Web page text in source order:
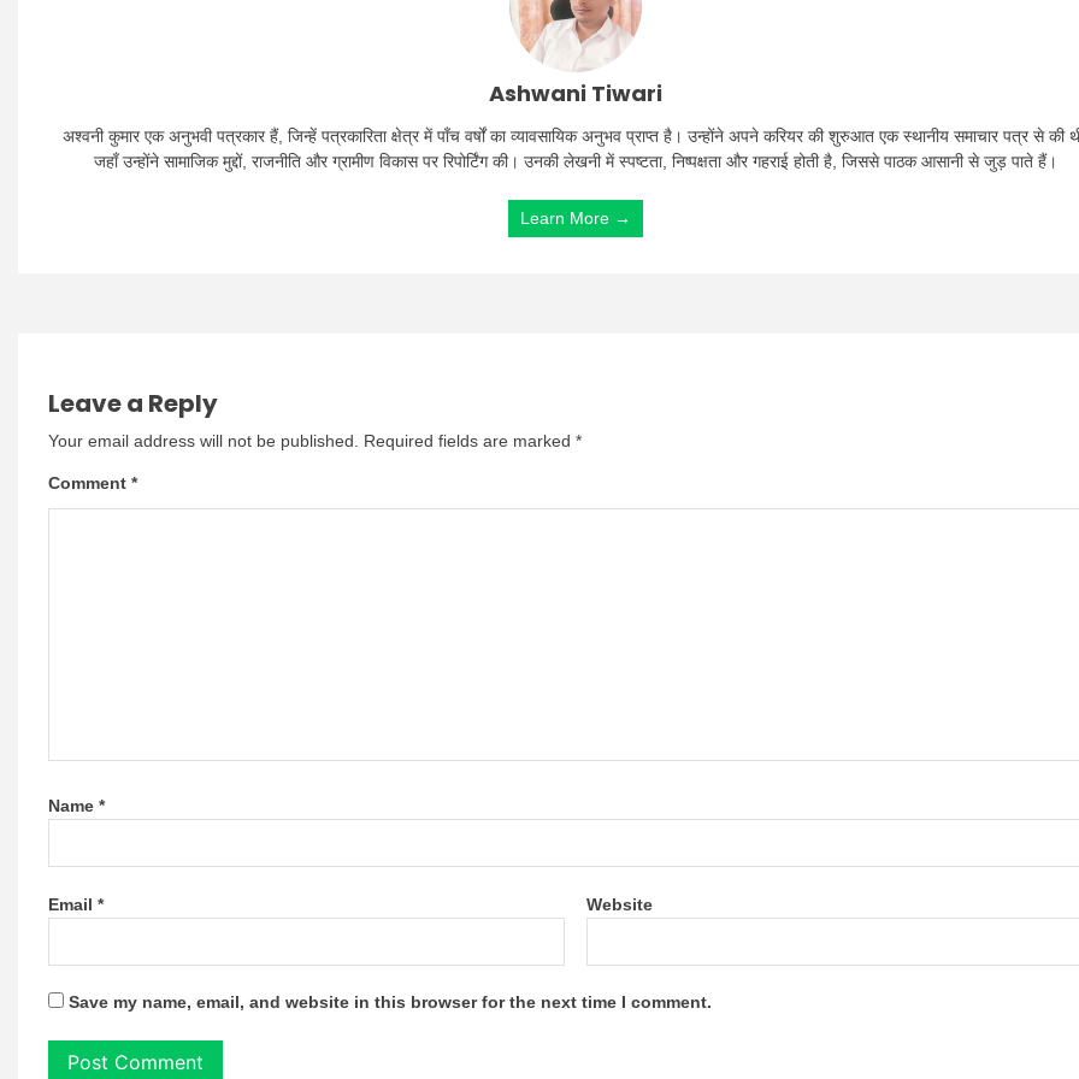
Ashwani Tiwari
अश्वनी कुमार एक अनुभवी पत्रकार हैं, जिन्हें पत्रकारिता क्षेत्र में पाँच वर्षों का व्यावसायिक अनुभव प्राप्त है। उन्होंने अपने करियर की शुरुआत एक स्थानीय समाचार पत्र से की
जहाँ उन्होंने सामाजिक मुद्दों, राजनीति और ग्रामीण विकास पर रिपोर्टिंग की। उनकी लेखनी में स्पष्टता, निष्पक्षता और गहराई होती है, जिससे पाठक आसानी से जुड़ पाते हैं।
Learn More →
Leave a Reply
Your email address will not be published. Required fields are marked *
Comment *
Name *
Email * Website
Save my name, email, and website in this browser for the next time I comment.